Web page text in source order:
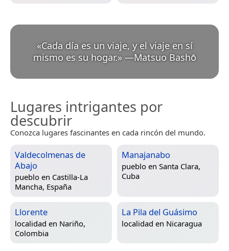
«Cada día es un viaje, y el viaje en sí
mismo es su hogar.» —Matsuo Bashō
Lugares intrigantes por
descubrir
Conozca lugares fascinantes en cada rincón del mundo.
Valdecolmenas de
Abajo
pueblo en Castilla-La
Mancha, España
Manajanabo
pueblo en Santa Clara,
Cuba
Llorente
localidad en Nariño,
Colombia
La Pila del Guásimo
localidad en Nicaragua